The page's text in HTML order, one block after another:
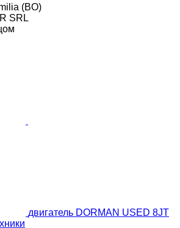
(BO)
SRL
двигатель DORMAN USED 8JT